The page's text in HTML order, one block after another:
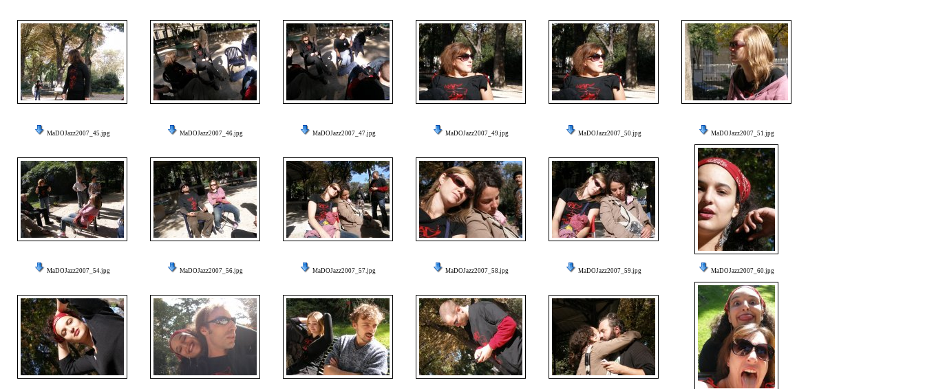
MaDOJazz2007_45.jpg MaDOJazz2007_46.jpg MaDOJazz2007_47.jpg MaDOJazz2007_49.jpg MaDOJazz2007_50.jpg MaDOJazz2007_51.jpg
MaDOJazz2007_54.jpg MaDOJazz2007_56.jpg MaDOJazz2007_57.jpg MaDOJazz2007_58.jpg MaDOJazz2007_59.jpg MaDOJazz2007_60.jpg